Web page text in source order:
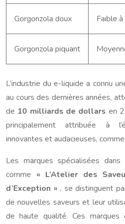
Gorgonzola doux Faible
Gorgonzola piquant
L’industrie du e-liquide a connu
au cours des dernières années,
de 10 milliards de dollars en
principalement attribuée à
innovantes et audacieuses,
Les marques spécialisées
comme « L’Atelier des
d’Exception » , se distinguent
de nouvelles saveurs et leur
de haute qualité. Ces marques